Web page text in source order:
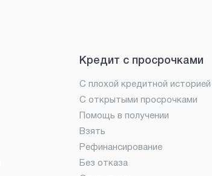
Кредит с просрочками
С плохой кредитной историей
С открытыми просрочками
Помощь в получении
Взять
Рефинансирование
Без отказа